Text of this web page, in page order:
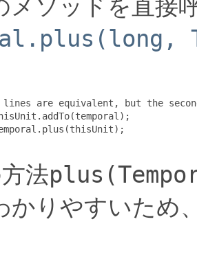
メソッドを直接
are equivalent, but the
法
かりやすいため